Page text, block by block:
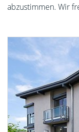
abzustimmen. Wir